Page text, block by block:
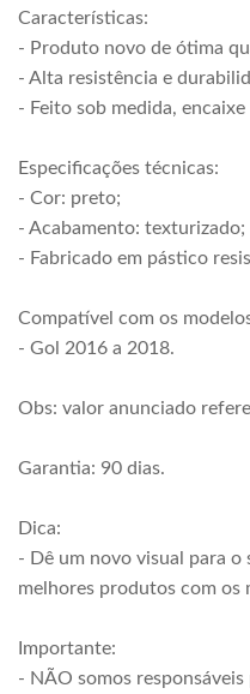
Características:
- Produto novo de ótima
- Alta resistência e
- Feito sob medida,
Especificações técnicas:
- Cor: preto;
- Acabamento: texturizado;
- Fabricado em pástico
Compatível com os
- Gol 2016 a 2018.
Obs: valor anunciado
Garantia: 90 dias.
Dica:
- Dê um novo visual para
melhores produtos com os
Importante:
- NÃO somos